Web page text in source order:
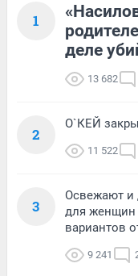
1
деле
13 682
2
О`КЕЙ
11 522
3
Освежают и
для женщин
вариантов
9 241